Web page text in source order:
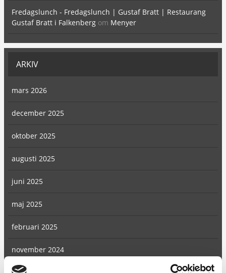
Fredagslunch - Fredagslunch | Gustaf Bratt | Restaurang
Gustaf Bratt i Falkenberg om Menyer
ARKIV
mars 2026
december 2025
oktober 2025
augusti 2025
juni 2025
maj 2025
februari 2025
november 2024